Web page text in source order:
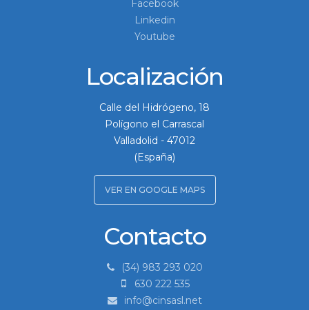
Facebook
Linkedin
Youtube
Localización
Calle del Hidrógeno, 18
Polígono el Carrascal
Valladolid - 47012
(España)
VER EN GOOGLE MAPS
Contacto
(34) 983 293 020
630 222 535
info@cinsasl.net